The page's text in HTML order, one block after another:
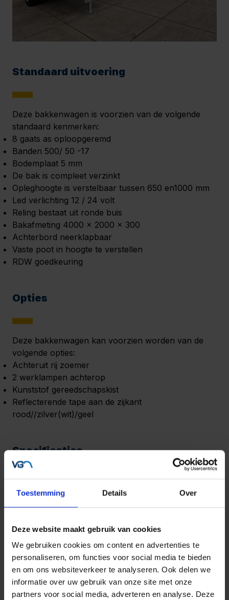
Toestemming Details Over
Deze website maakt gebruik van cookies
We gebruiken cookies om content en advertenties te
personaliseren, om functies voor social media te bieden
en om ons websiteverkeer te analyseren. Ook delen we
informatie over uw gebruik van onze site met onze
partners voor social media, adverteren en analyse. Deze
Standaard uitvoering
Deze bakkenwagen is voorzien van de volgende
standaard kenmerken:
8 gaats as oploopgeremd
Banden 500/ 50 -17
Bodemplaat 5 mm
De bak is compleet verzinkt
Opleghoogte is verstelbaar tussen 650 en1000 mm
Led verlichting 12 / 24 volt
Reling bestaat uit ronde buis
Bakafmeting 4000 x 2000 x 300
Achterbord neerklapbaar
Vaste poot in hoogte te verstellen
RDW goedkeuring
Opties
Deze bakkenwagen kan voorzien worden van de
volgende opties:
Achteruit rij zoemer
2 werklampen achterop
Kunststof gereedschapskist
Reflecterende tape aan de zijkant
rood//zilver(wit)/geel
Specificaties